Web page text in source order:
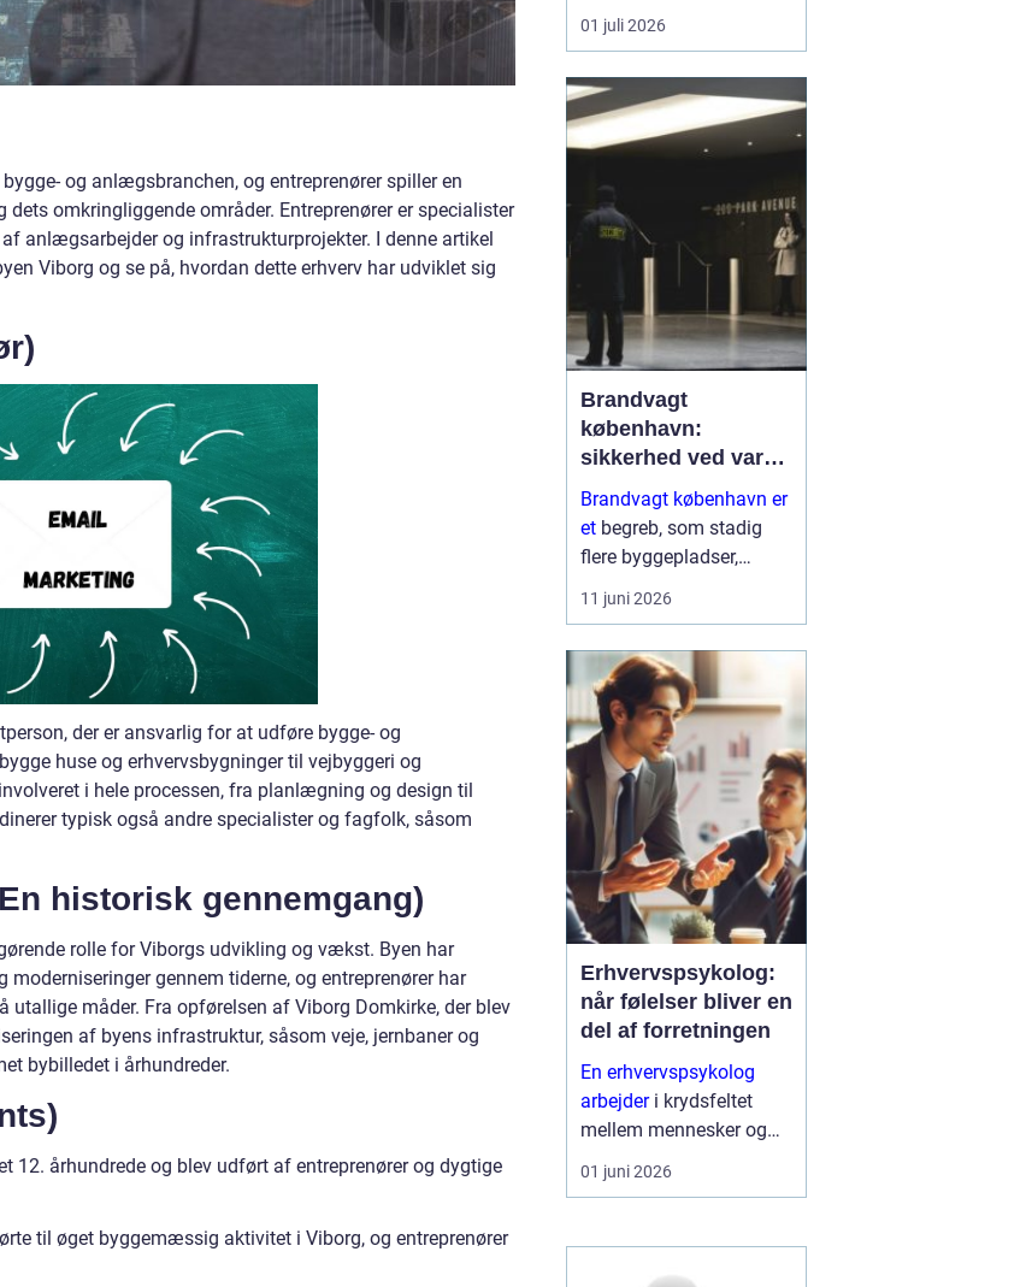
og anlægsbranchen, og entreprenører spiller en
omkringliggende områder. Entreprenører er specialister
anlægsarbejder og infrastrukturprojekter. I denne artikel
Viborg og se på, hvordan dette erhverv har udviklet sig
der er ansvarlig for at udføre bygge- og
huse og erhvervsbygninger til vejbyggeri og
i hele processen, fra planlægning og design til
typisk også andre specialister og fagfolk, såsom
historisk gennemgang)
rolle for Viborgs udvikling og vækst. Byen har
gennem tiderne, og entreprenører har
måder. Fra opførelsen af Viborg Domkirke, der blev
af byens infrastruktur, såsom veje, jernbaner og
bybilledet i århundreder.
12. århundrede og blev udført af entreprenører og dygtige
til øget byggemæssig aktivitet i Viborg, og entreprenører
en stor forskel for både
virksomheder og private.
overblik, sparer tid og
giver et professionelt
udtryk...
01 juli 2026
Brandvagt
københavn:
sikkerhed ved varmt
arbejde og events
Brandvagt københavn er
et begreb, som stadig
flere byggepladser,
virksomheder og
arrangører forholder sig
skal tænkes seriøst. Når
der arbejdes med
svejsning, skær...
11 juni 2026
Erhvervspsykolog:
når følelser bliver en
del af forretningen
En erhvervspsykolog
arbejderi krydsfeltet
mellem mennesker og
forretning. Fokus er ikke
kun på trivsel, men også
samarbejde og følelser
påvirker resultater,
01 juni 2026